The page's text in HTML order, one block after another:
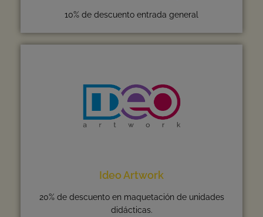
10% de descuento entrada general
Ideo Artwork
20% de descuento en maquetación de unidades
didácticas.